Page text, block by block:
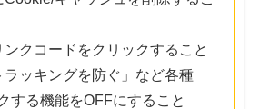
ンクコードをクリックすること
ラッキングを防ぐ」など各種
する機能をOFFにすること